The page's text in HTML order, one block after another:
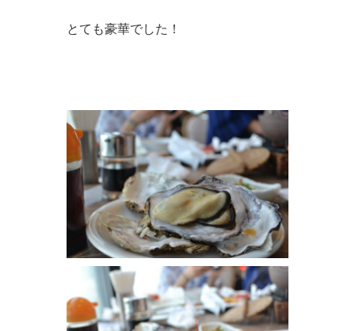
とても豪華でした！